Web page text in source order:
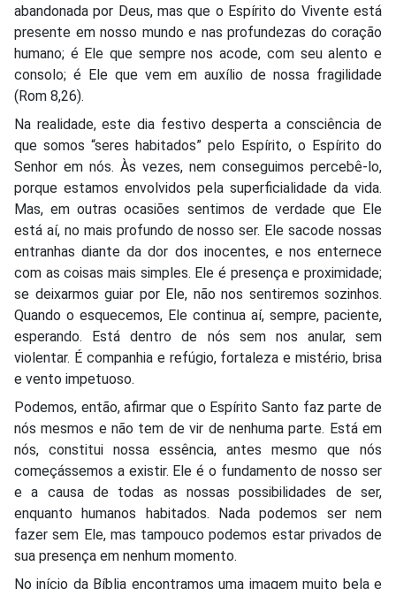
abandonada por Deus, mas que o Espírito do Vivente está
presente em nosso mundo e nas profundezas do coração
humano; é Ele que sempre nos acode, com seu alento e
consolo; é Ele que vem em auxílio de nossa fragilidade
(Rom 8,26).
Na realidade, este dia festivo desperta a consciência de
que somos “seres habitados” pelo Espírito, o Espírito do
Senhor em nós. Às vezes, nem conseguimos percebê-lo,
porque estamos envolvidos pela superficialidade da vida.
Mas, em outras ocasiões sentimos de verdade que Ele
está aí, no mais profundo de nosso ser. Ele sacode nossas
entranhas diante da dor dos inocentes, e nos enternece
com as coisas mais simples. Ele é presença e proximidade;
se deixarmos guiar por Ele, não nos sentiremos sozinhos.
Quando o esquecemos, Ele continua aí, sempre, paciente,
esperando. Está dentro de nós sem nos anular, sem
violentar. É companhia e refúgio, fortaleza e mistério, brisa
e vento impetuoso.
Podemos, então, afirmar que o Espírito Santo faz parte de
nós mesmos e não tem de vir de nenhuma parte. Está em
nós, constitui nossa essência, antes mesmo que nós
começássemos a existir. Ele é o fundamento de nosso ser
e a causa de todas as nossas possibilidades de ser,
enquanto humanos habitados. Nada podemos ser nem
fazer sem Ele, mas tampouco podemos estar privados de
sua presença em nenhum momento.
No início da Bíblia encontramos uma imagem muito bela e